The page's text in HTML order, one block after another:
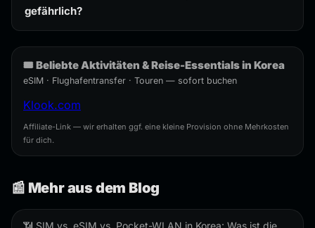
gefährlich?
🎟️ Beliebte Aktivitäten & Reise-Essentials in Korea
eSIM · Flughafentransfer · Touren — sofort buchen
Klook.com
Affiliate-Link — wir erhalten ggf. eine kleine Provision ohne Mehrkosten
für dich.
📰 Mehr aus dem Blog
📶 SIM vs. eSIM vs. Pocket-WLAN in Korea: Was ist die